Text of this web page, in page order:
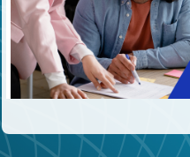
C'è un modo di contribuire alle
delle vittime della strada e per